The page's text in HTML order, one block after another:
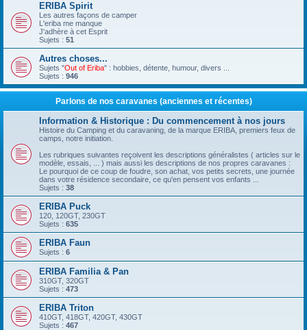
ERIBA Spirit
Les autres façons de camper
L'eriba me manque
J'adhère à cet Esprit
Sujets : 51
Autres choses...
Sujets "Out of Eriba" : hobbies, détente, humour, divers ...
Sujets : 946
Parlons de nos caravanes (anciennes et récentes)
Information & Historique : Du commencement à nos jours
Histoire du Camping et du caravaning, de la marque ERIBA, premiers feux de
camps, notre initiation.
Les rubriques suivantes reçoivent les descriptions généralistes ( articles sur le
modèle, essais, ... ) mais aussi les descriptions de nos propres caravanes :
Le pourquoi de ce coup de foudre, son achat, vos petits secrets, une journée
dans votre résidence secondaire, ce qu'en pensent vos enfants ...
Sujets : 38
ERIBA Puck
120, 120GT, 230GT
Sujets : 635
ERIBA Faun
Sujets : 6
ERIBA Familia & Pan
310GT, 320GT
Sujets : 473
ERIBA Triton
410GT, 418GT, 420GT, 430GT
Sujets : 467